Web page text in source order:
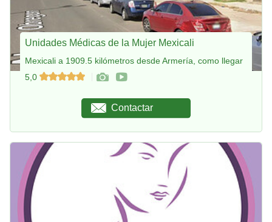
Unidades Médicas de la Mujer Mexicali
Mexicali a 1909.5 kilómetros desde Armería, como llegar
5,0
Contactar